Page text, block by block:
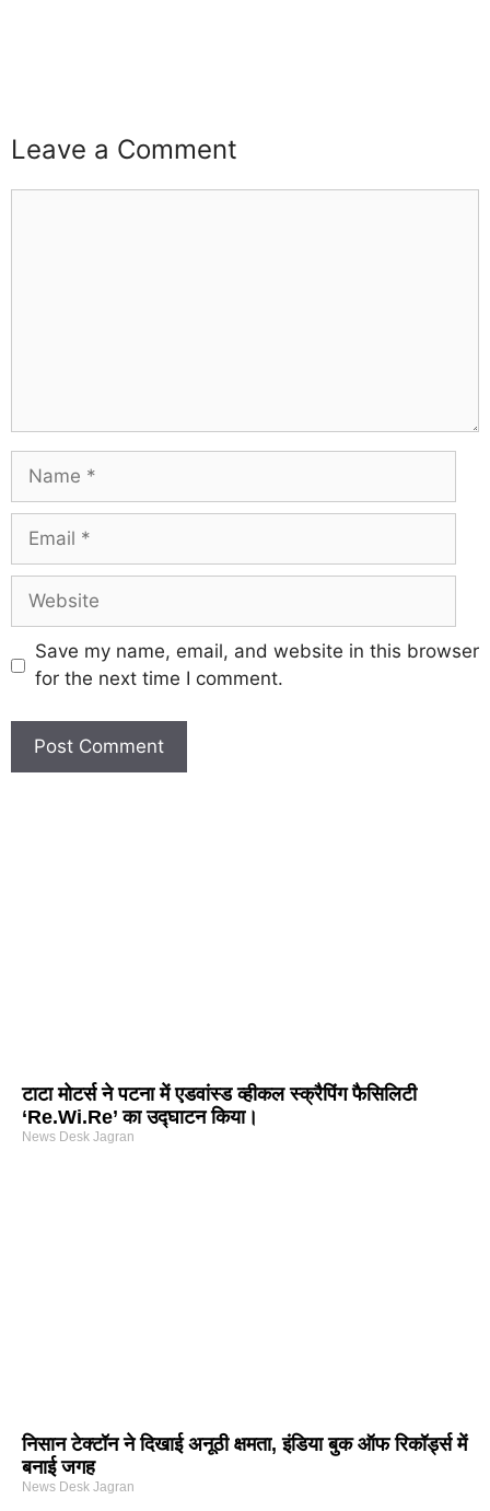
Leave a Comment
Save my name, email, and website in this browser
for the next time I comment.
टाटा मोटर्स ने पटना में एडवांस्ड व्हीकल स्क्रैपिंग फैसिलिटी
‘Re.Wi.Re’ का उद्घाटन किया।
News Desk Jagran
निसान टेक्टॉन ने दिखाई अनूठी क्षमता, इंडिया बुक ऑफ रिकॉर्ड्स में
बनाई जगह
News Desk Jagran